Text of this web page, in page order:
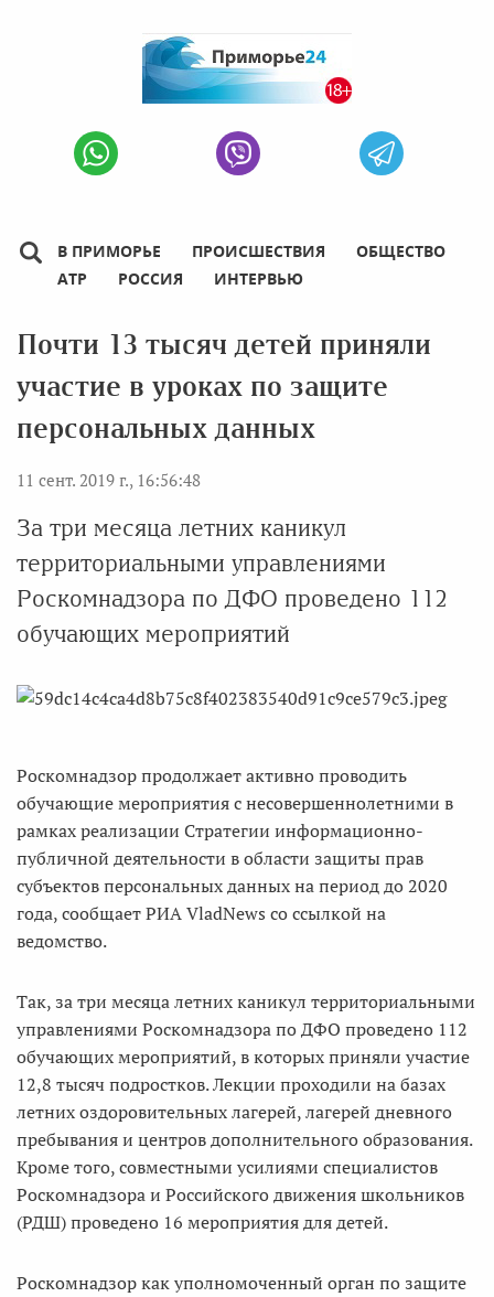
В ПРИМОРЬЕ ПРОИСШЕСТВИЯ
ОБЩЕСТВО
АТР
РОССИЯ ИНТЕРВЬЮ
Почти 13 тысяч детей приняли
участие в уроках по защите
персональных данных
11 сент. 2019 г., 16:56:48
За три месяца летних каникул
территориальными управлениями
Роскомнадзора по ДФО проведено 112
обучающих мероприятий
Роскомнадзор продолжает активно проводить
обучающие мероприятия с несовершеннолетними в
рамках реализации Стратегии информационно-
публичной деятельности в области защиты прав
субъектов персональных данных на период до 2020
года, сообщает РИА VladNews со ссылкой на
ведомство.
Так, за три месяца летних каникул территориальными
управлениями Роскомнадзора по ДФО проведено 112
обучающих мероприятий, в которых приняли участие
12,8 тысяч подростков. Лекции проходили на базах
летних оздоровительных лагерей, лагерей дневного
пребывания и центров дополнительного образования.
Кроме того, совместными усилиями специалистов
Роскомнадзора и Российского движения школьников
(РДШ) проведено 16 мероприятия для детей.
Роскомнадзор как уполномоченный орган по защите